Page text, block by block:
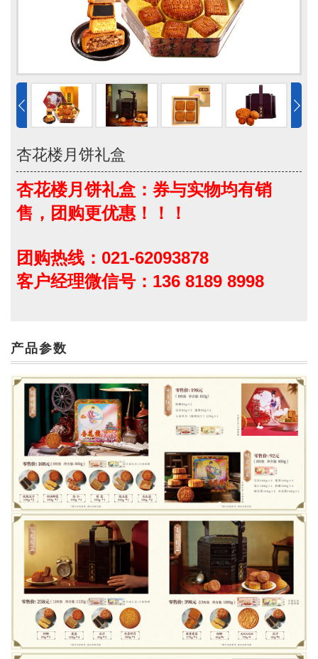
杏花楼月饼礼盒
杏花楼月饼礼盒：券与实物均有销
售，团购更优惠！！！
团购热线：021-62093878
客户经理微信号：136 8189 8998
产品参数